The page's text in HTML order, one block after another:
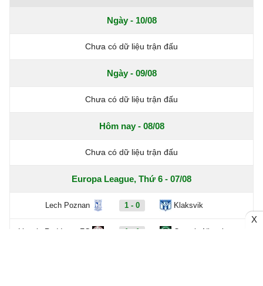
Ngày - 10/08
Chưa có dữ liệu trận đấu
Ngày - 09/08
Chưa có dữ liệu trận đấu
Hôm nay - 08/08
Chưa có dữ liệu trận đấu
Europa League, Thứ 6 - 07/08
Lech Poznan 1 - 0 Klaksvik
Lincoln Red Imps FC 1 - 1 Omonia Nicosia
X